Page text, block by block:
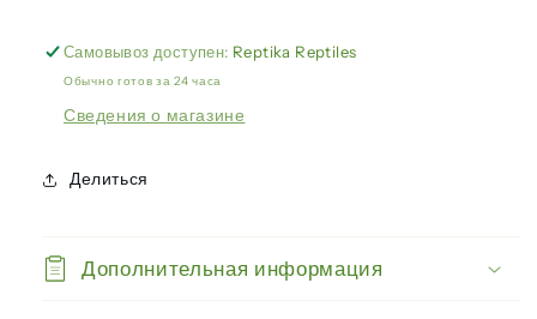
Dawn,
1240
мм,
Dawn,
1240
мм,
Самовывоз доступен: Reptika Reptiles
Обычно готов за 24 часа
Сведения о магазине
Делиться
Дополнительная информация